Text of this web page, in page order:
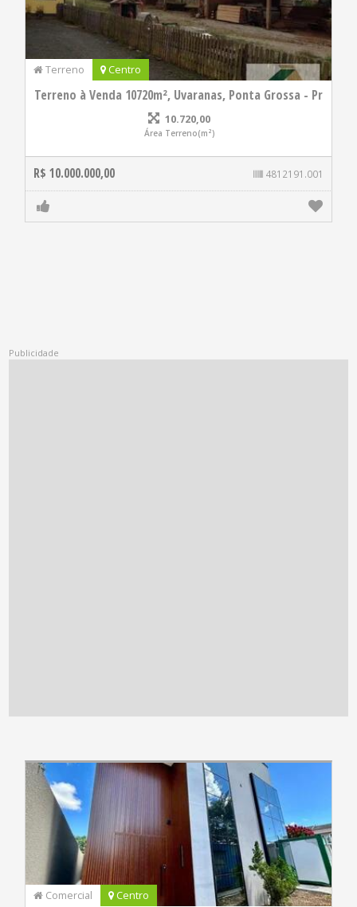
Terreno Centro
Terreno à Venda 10720m², Uvaranas, Ponta Grossa - Pr
10.720,00
Área Terreno(m²)
R$ 10.000.000,00 4812191.001
Comercial Centro